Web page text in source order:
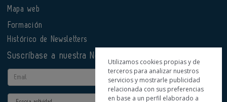
Mapa web
Formación
Histórico de Newsletters
Suscríbase a nuestra Newsletter
Email
Actividad
Utilizamos cookies propias y de
terceros para analizar nuestros
servicios y mostrarle publicidad
relacionada con sus preferencias
en base a un perfil elaborado a